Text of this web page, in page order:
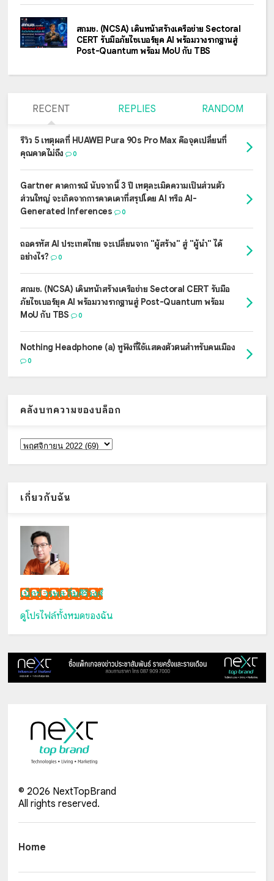
สกมช. (NCSA) เดินหน้าสร้างเครือข่าย Sectoral
CERT รับมือภัยไซเบอร์ยุค AI พร้อมวางรากฐานสู่
Post-Quantum พร้อม MoU กับ TBS
RECENT REPLIES RANDOM
รีวิว 5 เหตุผลที่ HUAWEI Pura 90s Pro Max คือจุดเปลี่ยนที่
คุณคาดไม่ถึง
0
Gartner คาดการณ์ นับจากนี้ 3 ปี เหตุละเมิดความเป็นส่วนตัว
ส่วนใหญ่ จะเกิดจากการคาดเดาที่สรุปโดย AI หรือ AI-
Generated Inferences
0
ถอดรหัส AI ประเทศไทย จะเปลี่ยนจาก "ผู้สร้าง" สู่ "ผู้นำ" ได้
อย่างไร?
0
สกมช. (NCSA) เดินหน้าสร้างเครือข่าย Sectoral CERT รับมือ
ภัยไซเบอร์ยุค AI พร้อมวางรากฐานสู่ Post-Quantum พร้อม
MoU กับ TBS
0
Nothing Headphone (a) หูฟังที่ใช้แสดงตัวตนสำหรับคนเมือง
0
คลังบทความของบล็อก
เกี่ยวกับฉัน
เน็กซ์ วรพล ลิ่มศิริวงศ์
ดูโปรไฟล์ทั้งหมดของฉัน
© 2026 NextTopBrand
All rights reserved.
Home